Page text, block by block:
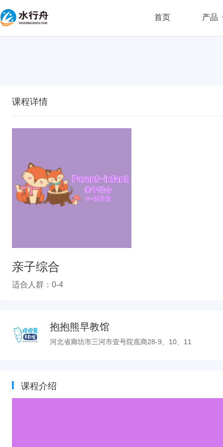
首页 产品
课程详情
亲子综合
适合人群：0-4
抱抱熊早教馆
河北省廊坊市三河市壹号院底商28-9、10、11
课程介绍